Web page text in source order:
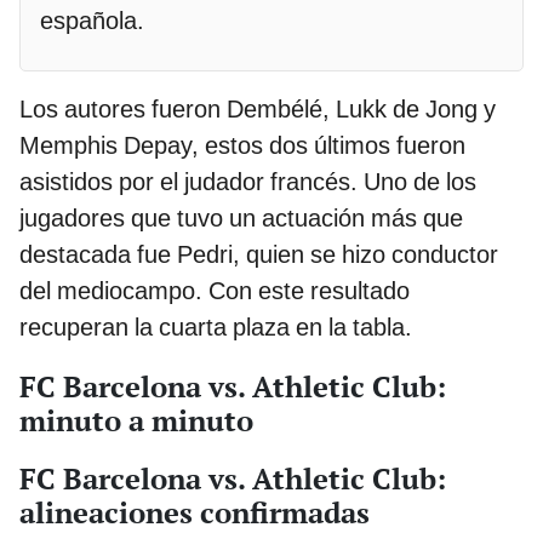
española.
Los autores fueron Dembélé, Lukk de Jong y
Memphis Depay, estos dos últimos fueron
asistidos por el judador francés. Uno de los
jugadores que tuvo un actuación más que
destacada fue Pedri, quien se hizo conductor
del mediocampo. Con este resultado
recuperan la cuarta plaza en la tabla.
FC Barcelona vs. Athletic Club:
minuto a minuto
FC Barcelona vs. Athletic Club:
alineaciones confirmadas